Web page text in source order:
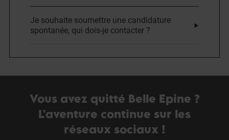
Je souhaite soumettre une candidature
spontanée, qui dois-je contacter ?
Vous avez quitté Belle Epine ?
L'aventure continue sur les
réseaux sociaux !